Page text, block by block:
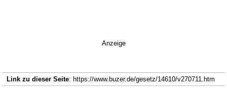
Anzeige
Link zu dieser Seite: https://www.buzer.de/gesetz/14610/v270711.htm